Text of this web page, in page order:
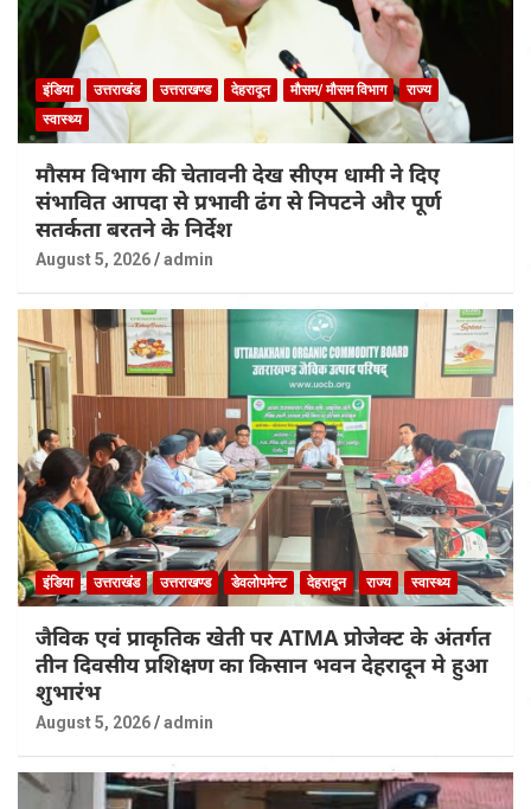
इंडिया उत्तराखंड उत्तराखण्ड देहरादून मौसम/ मौसम विभाग
राज्य
स्वास्थ्य
मौसम विभाग की चेतावनी देख सीएम धामी ने दिए
संभावित आपदा से प्रभावी ढंग से निपटने और पूर्ण
सतर्कता बरतने के निर्देश
August 5, 2026 admin
इंडिया उत्तराखंड उत्तराखण्ड डेवलोपमेन्ट देहरादून राज्य स्वास्थ्य
जैविक एवं प्राकृतिक खेती पर ATMA प्रोजेक्ट के अंतर्गत
तीन दिवसीय प्रशिक्षण का किसान भवन देहरादून मे हुआ
शुभारंभ
August 5, 2026 admin